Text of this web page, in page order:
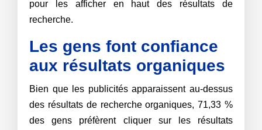
pour les afficher en haut des résultats de
recherche.
Les gens font confiance
aux résultats organiques
Bien que les publicités apparaissent au-dessus
des résultats de recherche organiques, 71,33 %
des gens préfèrent cliquer sur les résultats